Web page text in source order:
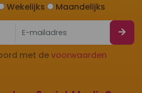
Wekelijks Maandelijks
met devoorwaarden